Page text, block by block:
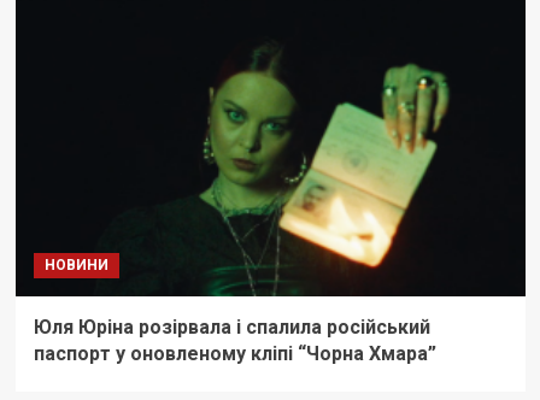
НОВИНИ
Юля Юріна розірвала і спалила російський
паспорт у оновленому кліпі “Чорна Хмара”